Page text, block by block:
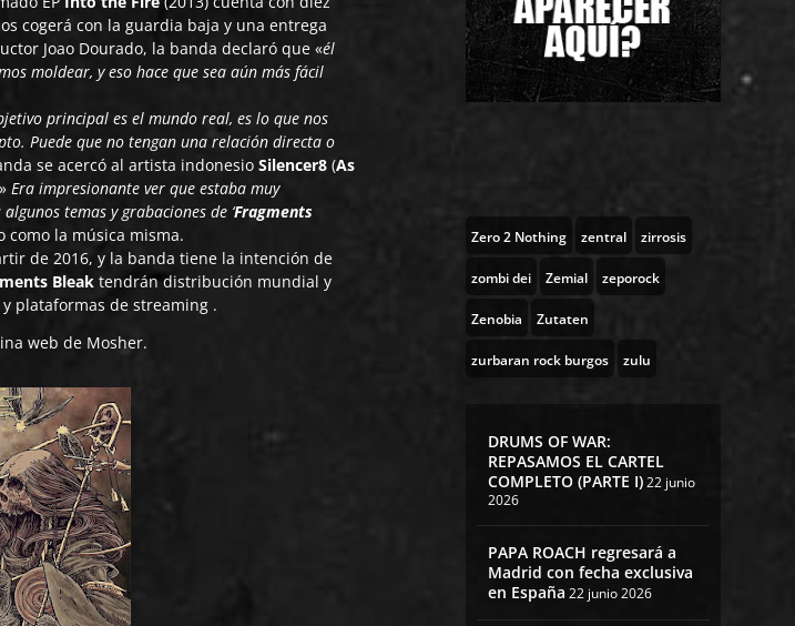
cogerá con la guardia baja y una entrega
Joao Dourado, la banda declaró que «él
moldear, y eso hace que sea aún más fácil
principal es el mundo real, es lo que nos
Puede que no tengan una relación directa o
se acercó al artista indonesioSilencer8 (As
Era impresionante ver que estaba muy
temas y grabaciones de ‘Fragments
la música misma.
de 2016, y la banda tiene la intención de
Bleak tendrán distribución mundial y
plataformas de streaming .
web de Mosher.
Zero 2 Nothing zentral zirrosis
zombi dei Zemial zeporock
Zenobia Zutaten
zurbaran rock burgos zulu
DRUMS OF WAR:
REPASAMOS EL CARTEL
COMPLETO (PARTE I)22 junio
2026
PAPA ROACH regresará a
Madrid con fecha exclusiva
en España 22 junio 2026